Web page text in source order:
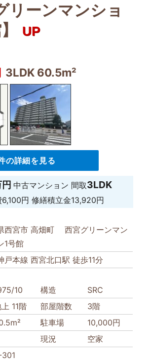
リーンマンショ
UP
3LDK 60.5m²
の詳細を見る
円中古マンション 間取3LDK
6,100円 修繕積立金13,920円
西宮市 高畑町 西宮グリーンマン
1号館
戸本線 西宮北口駅 徒歩11分
10 構造
SRC
11階 部屋階数
3階
駐車場
10,000円
現況
空家
301